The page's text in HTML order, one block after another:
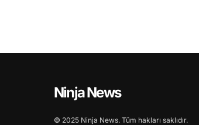
Ninja News
© 2025 Ninja News. Tüm hakları saklıdır.